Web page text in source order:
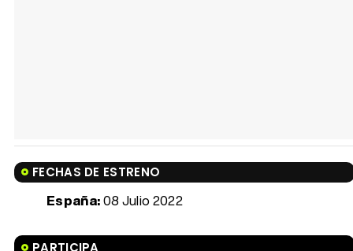
FECHAS DE ESTRENO
España:08 Julio 2022
PARTICIPA